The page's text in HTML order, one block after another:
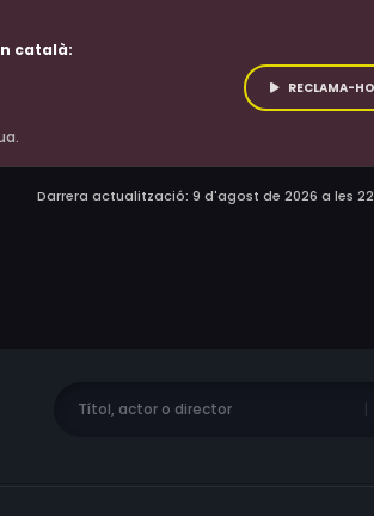
català:
RECLAMA-HO
Darrera actualització: 9 d'agost de 2026 a les